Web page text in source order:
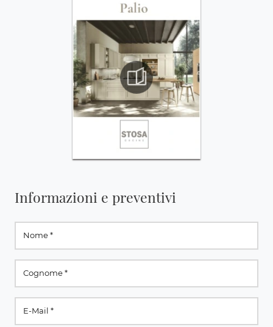
Informazioni e preventivi